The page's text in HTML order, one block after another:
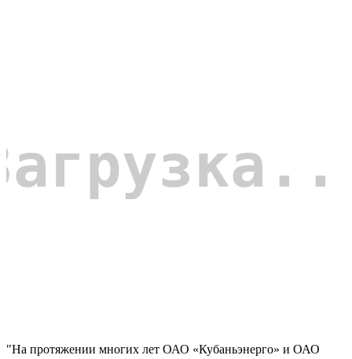
"На протяжении многих лет ОАО «Кубаньэнерго» и ОАО